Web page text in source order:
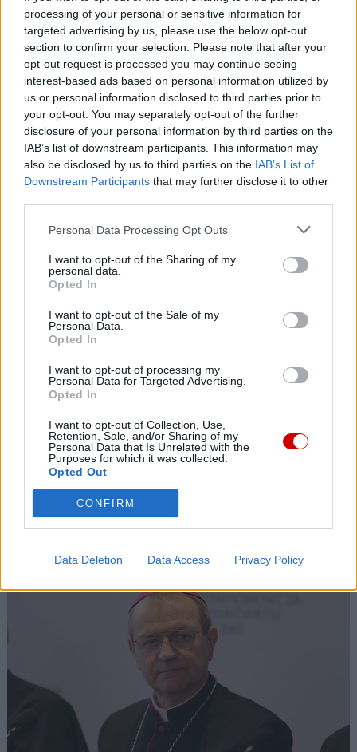
processing of your personal or sensitive information for
targeted advertising by us, please use the below opt-out
section to confirm your selection. Please note that after your
opt-out request is processed you may continue seeing
interest-based ads based on personal information utilized by
us or personal information disclosed to third parties prior to
your opt-out. You may separately opt-out of the further
disclosure of your personal information by third parties on the
IAB’s list of downstream participants. This information may
also be disclosed by us to third parties on the IAB’s List of
Downstream Participants that may further disclose it to other
Personal Data Processing Opt Outs
I want to opt-out of the Sharing of my
personal data.
Opted In
I want to opt-out of the Sale of my
Personal Data.
Opted In
I want to opt-out of processing my
Personal Data for Targeted Advertising.
Opted In
I want to opt-out of Collection, Use,
Retention, Sale, and/or Sharing of my
Personal Data that Is Unrelated with the
Purposes for which it was collected.
Opted Out
CONFIRM
Data Deletion Data Access Privacy Policy
Kościół w Ceucie organizuje czuwanie modlitewne w intencji
pokoju
09 sierpnia 2026 | 20:28
Leon XIV: w każdej sytuacji Jezus nas nie opuszcza
09 sierpnia 2026 | 20:27
Abp Colombo: wizyta Papieża przesłaniem pokoju
Ks. Jacek Waligóra w oświęcimskim Karmelu: czuwajcie, nie
dajcie w sobie rosnąć nienawiści
Popularne
35. rocznica męczeńskiej śmierci błogosławionych